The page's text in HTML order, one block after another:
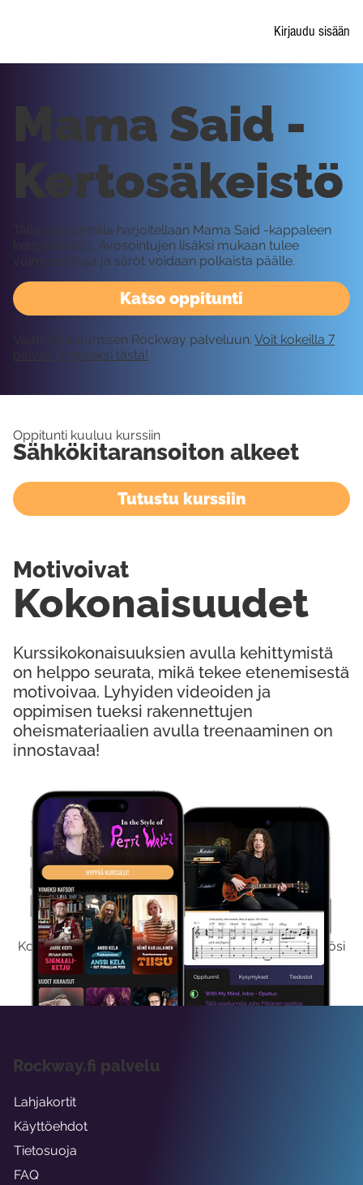
Kirjaudu sisään
Kokeile Ilmaiseksi
Kokeilemalla ilmaiseksi saat koko sisältömme käyttöösi
viikon ajaksi.
Katso oppitunti
Mama Said -
Kertosäkeistö
Tällä oppitunnilla harjoitellaan Mama Said -kappaleen
kertosäkeistö. Avosointujen lisäksi mukaan tulee
voimasointuja ja säröt voidaan polkaista päälle.
Vaatii kirjautumisen Rockway palveluun. Voit kokeilla 7
päivää ilmaiseksi tästä!
Oppitunti kuuluu kurssiin
Sähkökitaransoiton alkeet
Tutustu kurssiin
Kurssikokonaisuuksien avulla kehittymistä
on helppo seurata, mikä tekee etenemisestä
motivoivaa. Lyhyiden videoiden ja
oppimisen tueksi rakennettujen
oheismateriaalien avulla treenaaminen on
innostavaa!
Kokonaisuudet
Motivoivat
Rockway.fi palvelu
Lahjakortit
Käyttöehdot
Tietosuoja
FAQ